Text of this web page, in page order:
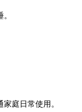
庭日常使用。